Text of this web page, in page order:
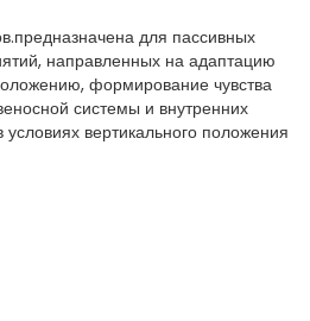
для пассивных
направленных на адаптацию
формирование чувства
системы и внутренних
вертикального положения